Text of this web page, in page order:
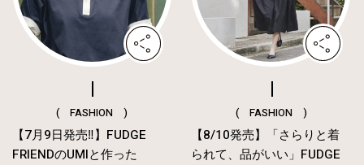
( FASHION )
【7月9日発売‼︎】FUDGE
FRIENDのUMIと作った
( FASHION )
【8/10発売】「さらりと着
られて、品がいい」FUDGE